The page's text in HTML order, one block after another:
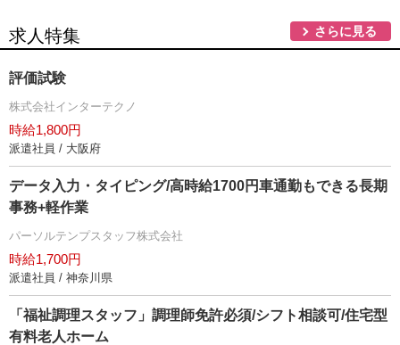
求人特集 さらに見る
評価試験
株式会社インターテクノ
時給1,800円
派遣社員 / 大阪府
データ入力・タイピング/高時給1700円車通勤もできる長期
事務+軽作業
パーソルテンプスタッフ株式会社
時給1,700円
派遣社員 / 神奈川県
「福祉調理スタッフ」調理師免許必須/シフト相談可/住宅型
有料老人ホーム